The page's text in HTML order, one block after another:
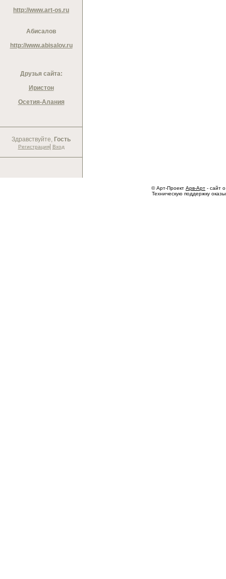
http://www.art-os.ru
Абисалов
http://www.abisalov.ru
Друзья сайта:
Иристон
Осетия-Алания
Здравствуйте, Гость
Регистрация| Вход
© Арт-Проект Арв-Арт - сайт
Техническую поддержку